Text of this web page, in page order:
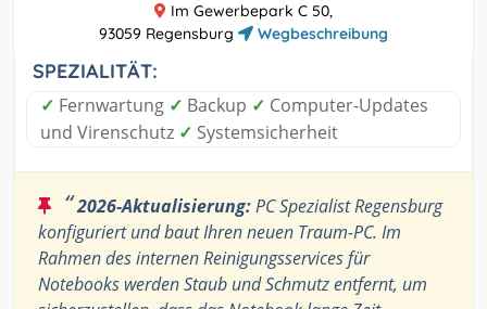
Im Gewerbepark C 50,
93059 Regensburg
Wegbeschreibung
SPEZIALITÄT:
✓ Fernwartung ✓ Backup ✓ Computer-Updates
und Virenschutz ✓ Systemsicherheit
“2026-Aktualisierung:PC Spezialist Regensburg
konfiguriert und baut Ihren neuen Traum-PC. Im
Rahmen des internen Reinigungsservices für
Notebooks werden Staub und Schmutz entfernt, um